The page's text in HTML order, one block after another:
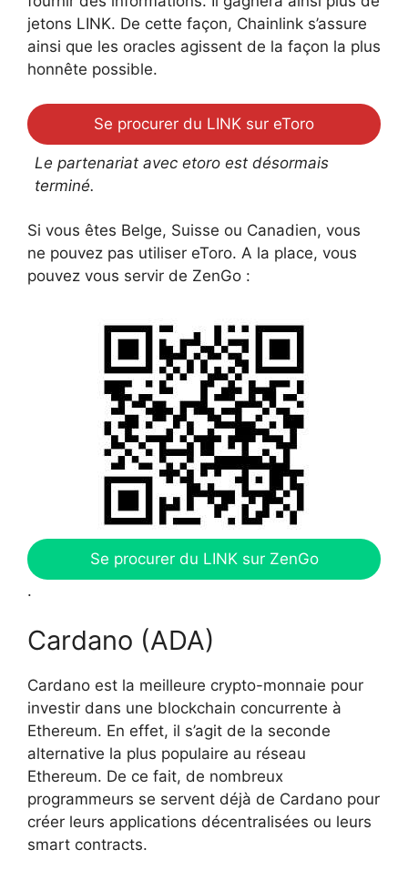
jetons LINK. De cette façon, Chainlink s’assure
ainsi que les oracles agissent de la façon la plus
honnête possible.
Se procurer du LINK sur eToro
Le partenariat avec etoro est désormais
terminé.
Si vous êtes Belge, Suisse ou Canadien, vous
ne pouvez pas utiliser eToro. A la place, vous
pouvez vous servir de ZenGo :
Se procurer du LINK sur ZenGo
.
Cardano (ADA)
Cardano est la meilleure crypto-monnaie pour
investir dans une blockchain concurrente à
Ethereum. En effet, il s’agit de la seconde
alternative la plus populaire au réseau
Ethereum. De ce fait, de nombreux
programmeurs se servent déjà de Cardano pour
créer leurs applications décentralisées ou leurs
smart contracts.